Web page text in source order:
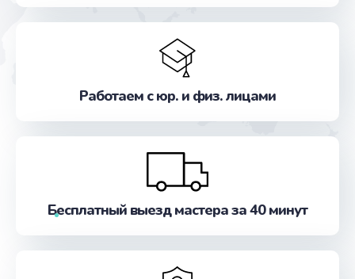
Работаем с юр. и физ. лицами
Бесплатный выезд мастера за 40 минут